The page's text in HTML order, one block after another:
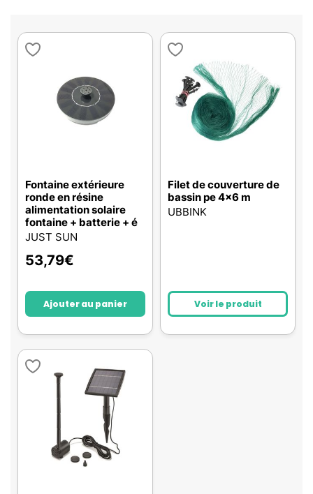
Fontaine extérieure
ronde en résine
alimentation solaire
fontaine + batterie + é
JUST SUN
53,79€
Ajouter au panier
Filet de couverture de
bassin pe 4x6 m
UBBINK
Voir le produit